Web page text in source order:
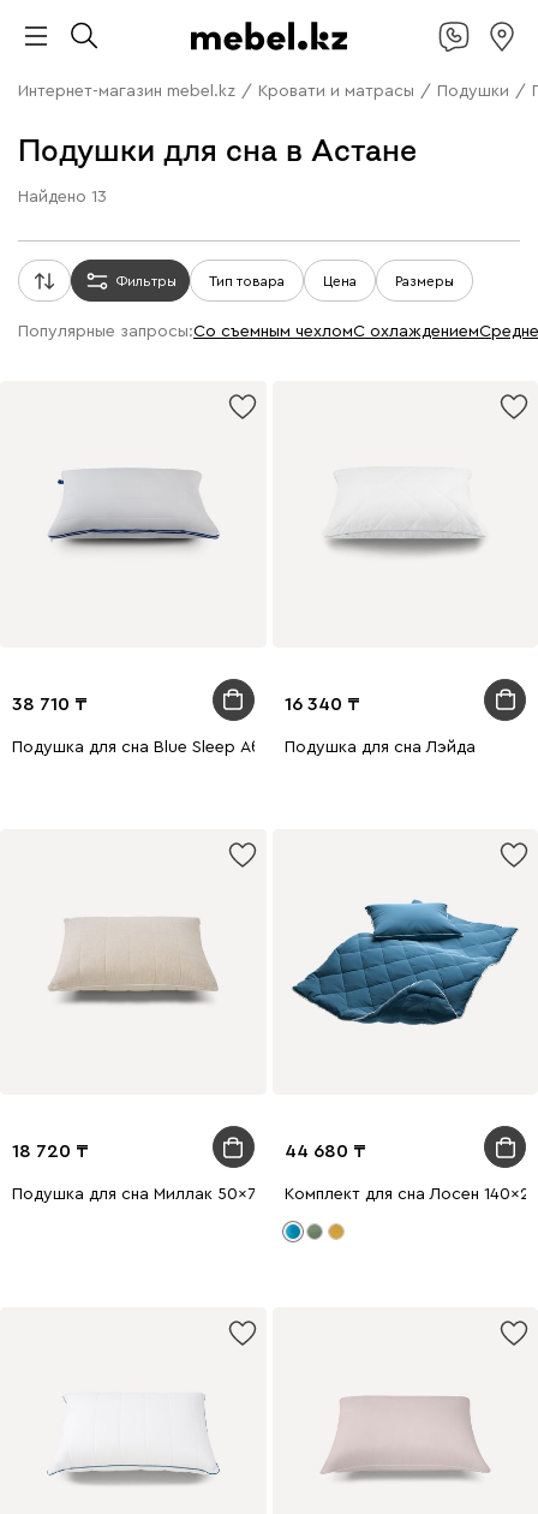
Интернет-магазин mebel.kz / Кровати и матрасы / Подушки /
Подушки для сна в Астане
Найдено 13
Фильтры Тип товара Цена Размеры
Популярные запросы: со съемным чехлом с охлаждением
38 710
Подушка для сна Blue Sleep Абсолют
16 340
Подушка для сна Лэйда
18 720
Подушка для сна Миллак 50x70
44 680
Комплект для сна Лосен